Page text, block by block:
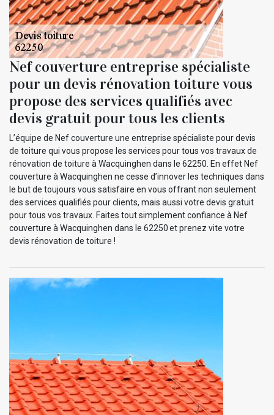
Nef couverture entreprise spécialiste
pour un devis rénovation toiture vous
propose des services qualifiés avec
devis gratuit pour tous les clients
L’équipe de Nef couverture une entreprise spécialiste pour devis
de toiture qui vous propose les services pour tous vos travaux de
rénovation de toiture à Wacquinghen dans le 62250. En effet Nef
couverture à Wacquinghen ne cesse d’innover les techniques dans
le but de toujours vous satisfaire en vous offrant non seulement
des services qualifiés pour clients, mais aussi votre devis gratuit
pour tous vos travaux. Faites tout simplement confiance à Nef
couverture à Wacquinghen dans le 62250 et prenez vite votre
devis rénovation de toiture !